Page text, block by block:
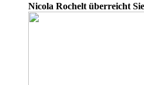
Nicola Rochelt überreicht